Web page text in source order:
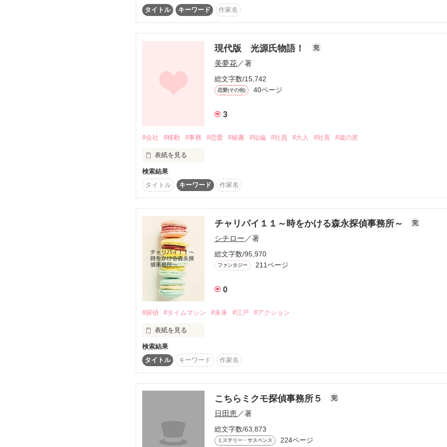
“不可能”
の3文字はございません
我らは問題を
解決させていただきます
凄腕と名高い迷探偵たち
彼らの織り成す
ドタバタ
笑いアリの
愉快な日常
少し覗いてみませんか？
ご依頼、心より
定時退勤後のケーキと。
仕事後のケーキだけを生きがいにしていた地味な書記官ミルフィ。
そんな噂話を耳にした瞬間、かつて別の世界で検察庁に勤める事務官として生きていたことを
その直後、公爵令嬢の公開断罪で示された証拠に小さな違和感を覚え、思わず王太子の前で異
てしまった。
そこから始まったのは、宰相の不正を暴く調査と、王太子との恋人役。
事件の嘘を追っていたはずが、気づけば定時退勤も、ケーキの時間も、恋心まで予定外に乱さ
作品を読む
タイトル
キーワード 作家名
現代版 光源氏物語！ 完
美夢花／著
総文字数/15,742
恋愛(その他) 40ページ
3
#会社 #移動 #事務 #恋愛 #秘書 #短編 #社員 #大人 #社長 #歳の差
表紙を見る
２５年間、ひたすら真面目に地味に生きていたわたしはこの春、とんでもない所に部署移動し
ならなくなってしまった。
だけど私にとっては地獄！
この部署移動の意味は…！？
検索結果
タイトル
キーワード 作家名
チャリパイ１１～時をかける森永探偵事務所～ 完
シチロー ／著
総文字数/95,970
ファンタジー 211ページ
0
#探偵 #タイムマシン #未来 #江戸 #アクション
表紙を見る
西暦２１００年…
未来は、意志を持つコンピューター『mother』と人類の壮絶な戦いが繰り広げられていた。
『ＳＯＳ』のメールが届く…
◇KANARIA様
◇うさのじゅん様
検索結果
タイトル
キーワード 作家名
こちらミクモ探偵事務所５ 完
日田恵／著
総文字数/63,873
ミステリー・サスペンス 224ページ